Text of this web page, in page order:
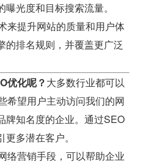
光度和目标搜索流量。
来提升网站的质量和用户体
的排名规则，并覆盖更广泛
优化呢？大多数行业都可以
希望用户主动访问我们的网
牌知名度的企业。通过SEO
多潜在客户。
络营销手段，可以帮助企业